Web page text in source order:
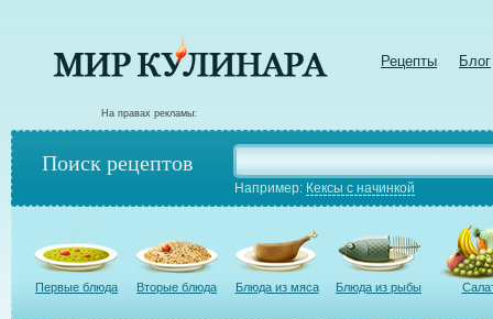
Рецепты Блог
На правах рекламы:
Поиск рецептов
Например: Кексы с начинкой
Первые блюда Вторые блюда Блюда из мяса Блюда из рыбы